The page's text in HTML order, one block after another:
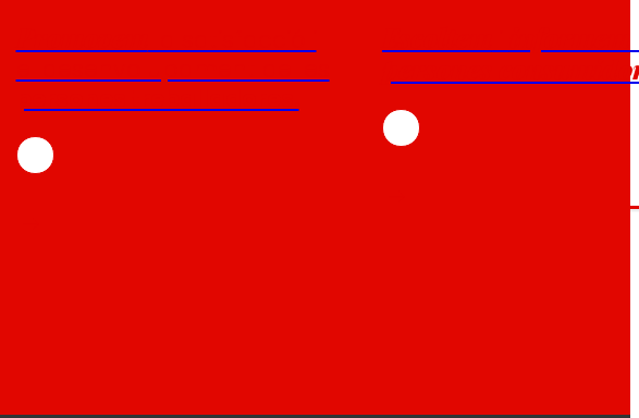
persones